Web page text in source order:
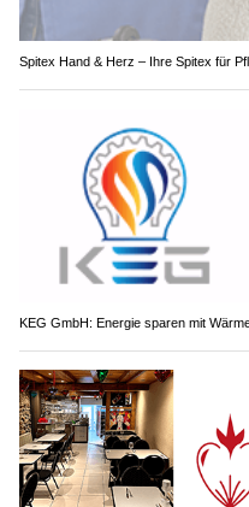
Spitex Hand & Herz – Ihre Spitex für
KEG GmbH: Energie sparen mit